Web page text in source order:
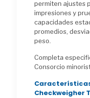
permiten ajustes
impresiones y
capacidades
promedios,
peso.
Completa
Consorcio
Checkweigher